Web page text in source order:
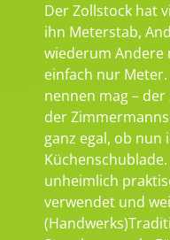
Der Zollstock hat
ihn Meterstab,
wiederum Andere
einfach nur
nennen mag –
der
ganz egal, ob nun
unheimlich
verwendet und